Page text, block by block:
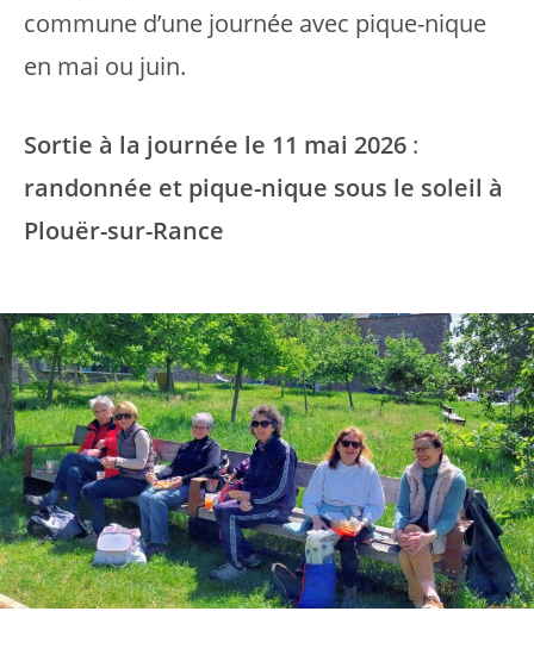
commune d’une journée avec pique-nique
en mai ou juin.
Sortie à la journée le 11 mai 2026 :
randonnée et pique-nique sous le soleil à
Plouër-sur-Rance